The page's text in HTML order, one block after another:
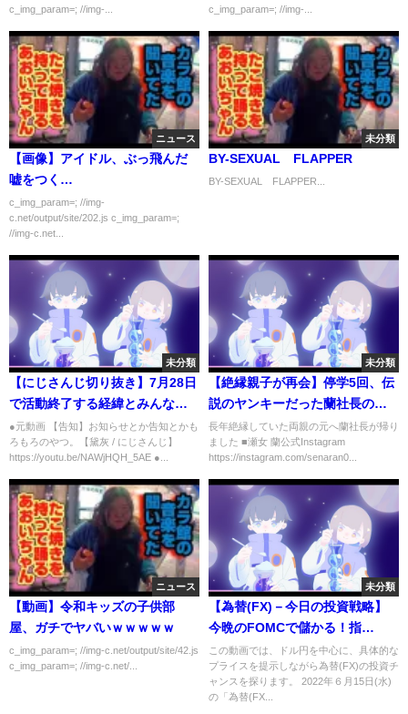
c_img_param=; //img-...
c_img_param=; //img-...
ニュース
【画像】アイドル、ぶっ飛んだ
嘘をつく…
c_img_param=; //img-
c.net/output/site/202.js c_img_param=;
//img-c.net...
未分類
BY-SEXUAL FLAPPER
BY-SEXUAL FLAPPER...
未分類
【にじさんじ切り抜き】7月28日
で活動終了する経緯とみんなに
伝えたい事を話す黛灰
●元動画 【告知】お知らせとか告知とかも
ろもろのやつ。【黛灰 / にじさんじ】
https://youtu.be/NAWjHQH_5AE ●...
未分類
【絶縁親子が再会】停学5回、伝
説のヤンキーだった蘭社長の壮
絶な過去
長年絶縁していた両親の元へ蘭社長が帰り
ました ■瀬女 蘭公式Instagram
https://instagram.com/senaran0...
ニュース
【動画】令和キッズの子供部
屋、ガチでヤバいｗｗｗｗｗ
c_img_param=; //img-c.net/output/site/42.js
c_img_param=; //img-c.net/...
未分類
【為替(FX)－今日の投資戦略】
今晩のFOMCで儲かる！指
値！ 木曜日午前３時のFOMC
が迫ってきた。今回は0.75の利
上げが見込まれる中、金利が上
この動画では、ドル円を中心に、具体的な
プライスを提示しながら為替(FX)の投資チ
ャンスを探ります。 2022年６月15日(水)
の「為替(FX...